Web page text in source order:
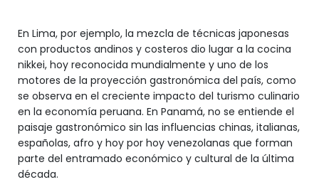
En Lima, por ejemplo, la mezcla de técnicas japonesas
con productos andinos y costeros dio lugar a la cocina
nikkei, hoy reconocida mundialmente y uno de los
motores de la proyección gastronómica del país, como
se observa en el creciente impacto del turismo culinario
en la economía peruana. En Panamá, no se entiende el
paisaje gastronómico sin las influencias chinas, italianas,
españolas, afro y hoy por hoy venezolanas que forman
parte del entramado económico y cultural de la última
década.